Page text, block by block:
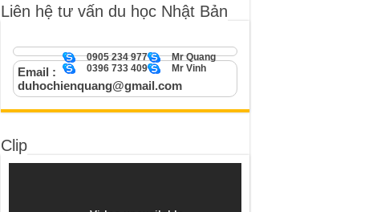
Liên hệ tư vấn du học Nhật Bản
Mr Quang
0905 234 977
Mr Vinh
0396 733 409
Email :
duhochienquang@gmail.com
Clip